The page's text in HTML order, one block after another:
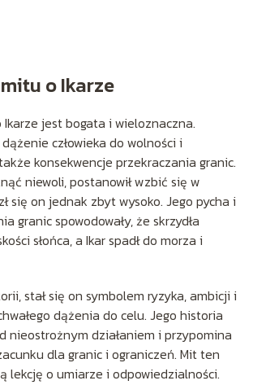
o Ikarze
jest bogata i wieloznaczna.
człowieka do wolności i
konsekwencje przekraczania granic.
niewoli, postanowił wzbić się w
się on jednak zbyt wysoko. Jego pycha i
granic spowodowały, że skrzydła
słońca, a Ikar spadł do morza i
stał się on symbolem ryzyka, ambicji i
dążenia do celu. Jego historia
nieostrożnym działaniem i przypomina
dla granic i ograniczeń. Mit ten
lekcję o umiarze i odpowiedzialności.